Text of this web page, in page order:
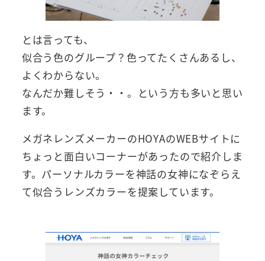
とは言っても、
似合う色のグループ？色ってたくさんあるし、
よくわからない。
なんだか難しそう・・。という方も多いと思い
ます。
メガネレンズメーカーのHOYAのWEBサイトに
ちょっと面白いコーナーがあったので紹介しま
す。パーソナルカラーを神話の女神になぞらえ
て似合うレンズカラーを提案しています。